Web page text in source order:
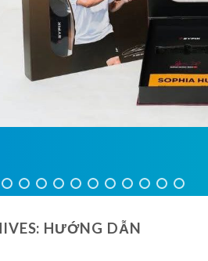
HƯỚNG DẪN